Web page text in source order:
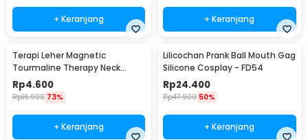
+ Keranjang + Keranjang
Terapi Leher Magnetic
Tourmaline Therapy Neck
Massager - DA-3484
Rp4.600
Rp16.900 73%
+ Keranjang
Lilicochan Prank Ball Mouth Gag
Silicone Cosplay - FD54
Rp24.400
Rp47.900 50%
+ Keranjang